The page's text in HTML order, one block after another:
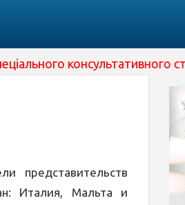
консультативного
представительств
Италия, Мальта и